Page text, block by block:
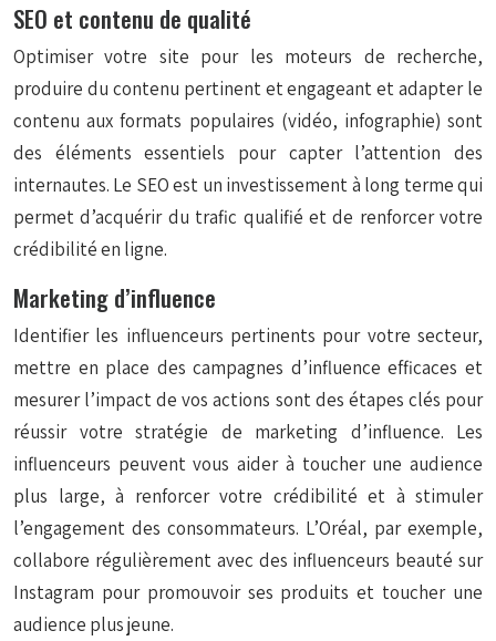
SEO et contenu de qualité
Optimiser votre site pour les moteurs de recherche,
produire du contenu pertinent et engageant et adapter le
contenu aux formats populaires (vidéo, infographie) sont
des éléments essentiels pour capter l’attention des
internautes. Le SEO est un investissement à long terme qui
permet d’acquérir du trafic qualifié et de renforcer votre
crédibilité en ligne.
Marketing d’influence
Identifier les influenceurs pertinents pour votre secteur,
mettre en place des campagnes d’influence efficaces et
mesurer l’impact de vos actions sont des étapes clés pour
réussir votre stratégie de marketing d’influence. Les
influenceurs peuvent vous aider à toucher une audience
plus large, à renforcer votre crédibilité et à stimuler
l’engagement des consommateurs. L’Oréal, par exemple,
collabore régulièrement avec des influenceurs beauté sur
Instagram pour promouvoir ses produits et toucher une
audience plus jeune.